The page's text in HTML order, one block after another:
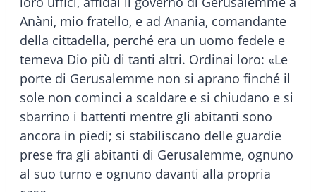
Anàni, mio fratello, e ad Anania, comandante
della cittadella, perché era un uomo fedele e
temeva Dio più di tanti altri. Ordinai loro: «Le
porte di Gerusalemme non si aprano finché il
sole non cominci a scaldare e si chiudano e si
sbarrino i battenti mentre gli abitanti sono
ancora in piedi; si stabiliscano delle guardie
prese fra gli abitanti di Gerusalemme, ognuno
al suo turno e ognuno davanti alla propria